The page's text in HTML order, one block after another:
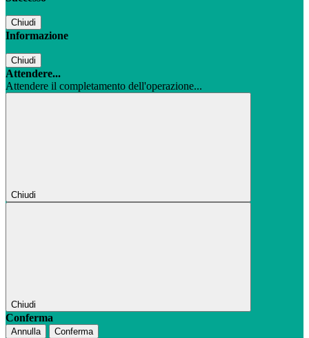
Chiudi
Informazione
Chiudi
Attendere...
Attendere il completamento dell'operazione...
Chiudi
Chiudi
Conferma
Annulla Conferma